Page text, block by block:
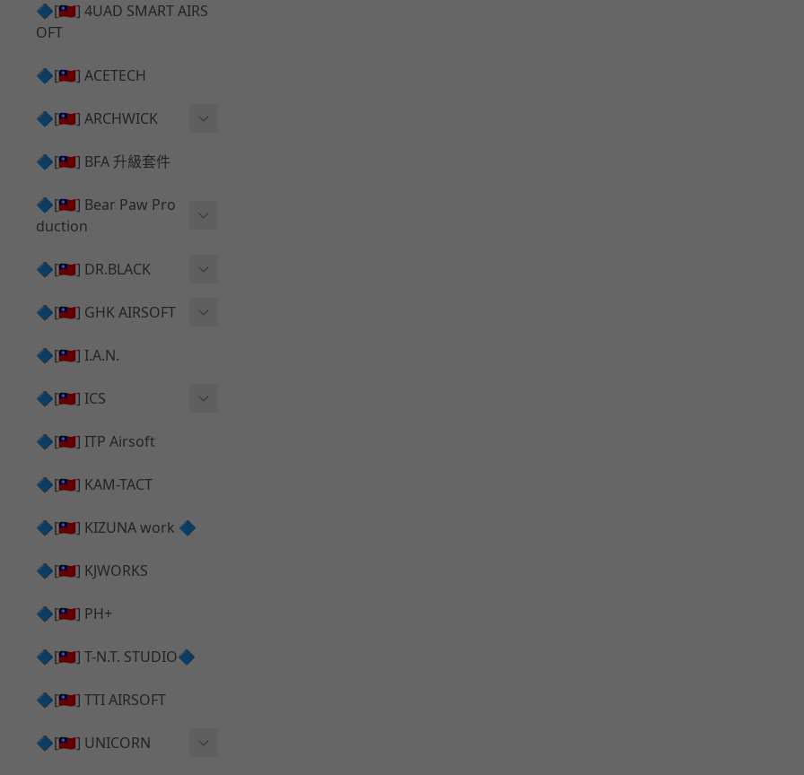
TAC-41 🔄 原廠 ⧸ 零件
件
[夢神⧸Morpheus] 不鏽鋼
內管
套件
[夢神⧸Morpheus] 碳鋼 內
管
🔷[🇹🇼] 4UAD SMART AIRS
OFT
🔷[🇹🇼] ACETECH
🔷[🇹🇼] ARCHWICK
衝鋒套件 Convertion Kit
MWS 升級組件
B＆T APC9 系列產品
B＆T SPR300系列產品
HOP膠皮
🔷[🇹🇼] BFA 升級套件
🔷[🇹🇼] Bear Paw Pro
duction
T-5000
🔷[🇹🇼] DR.BLACK
Hi-capa 彈匣外觀
維護保養
Hi-capa 上半外觀
Hi-capa 內部升級
🔷[🇹🇼] GHK AIRSOFT
AR ⧸ M4 GBB 原廠零件
AKM V3 主體 ＆ 原廠零件
G5 原廠零件
G17 GEN.3 原廠零件
AR ⧸ M4 GBB 升級套件
🔷[🇹🇼] I.A.N.
🔷[🇹🇼] ICS
Hi-Capa 維修零件
ICS 成槍
🔷[🇹🇼] ITP Airsoft
🔷[🇹🇼] KAM-TACT
🔷[🇹🇼] KIZUNA work 🔷
🔷[🇹🇼] KJWORKS
🔷[🇹🇼] PH+
🔷[🇹🇼] T-N.T. STUDIO🔷
🔷[🇹🇼] TTI AIRSOFT
🔷[🇹🇼] UNICORN